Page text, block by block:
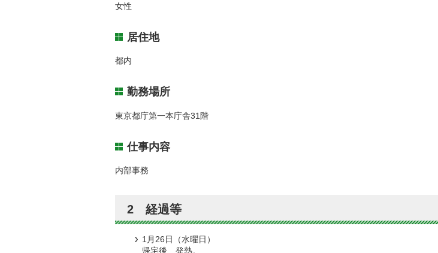
女性
居住地
都内
勤務場所
東京都庁第一本庁舎31階
仕事内容
内部事務
2 経過等
1月26日（水曜日）
帰宅後、発熱。